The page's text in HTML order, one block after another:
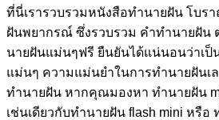
ที่นี่เรารวบรวมหนังสือทำนายฝัน โบร
ฝันพยากรณ์ ซึ่งรวบรวม คำทํานายฝัน
นายฝันแม่นๆฟรี ยืนยันได้แน่นอนว่าเป็
แม่นๆ ความแม่นยำในการทํานายฝันเ
ทำนายฝัน หากคุณมองหา ทำนายฝัน
เช่นเดียวกับทํานายฝัน flash mini หรื